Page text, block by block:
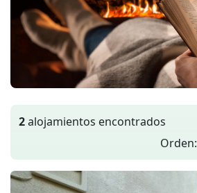
2alojamientos encontrados
Orden: